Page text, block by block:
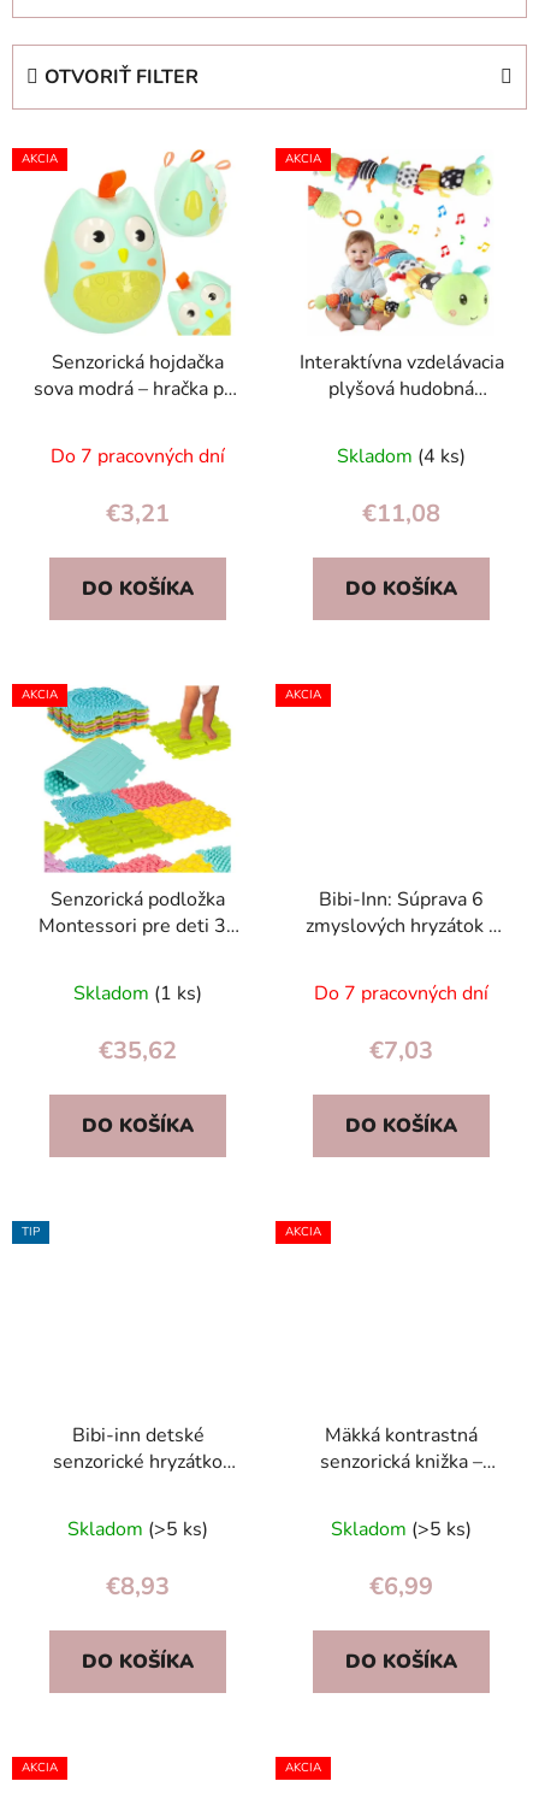
d
e
OTVORIŤ FILTER
V
ý
AKCIA
Senzorická hojdačka
sova modrá – hračka pre
mesiacov
Do 7 pracovných dní
€3,21
DO KOŠÍKA
AKCIA
Interaktívna vzdelávacia
plyšová hudobná
melódiou 0+
Skladom (4 ks)
€11,08
DO KOŠÍKA
AKCIA
Senzorická podložka
Montessori pre deti 3+
puzzle, masáž chodidiel
Skladom (1 ks)
€35,62
DO KOŠÍKA
AKCIA
Bibi-Inn: Súprava 6
zmyslových hryzátok a
prerezávaní zúbkov
Do 7 pracovných dní
€7,03
DO KOŠÍKA
TIP
Bibi-inn detské
senzorické hryzátko
Skladom (>5 ks)
€8,93
DO KOŠÍKA
AKCIA
Mäkká kontrastná
senzorická knižka –
edukačná brožúra 0+
tvary&zvuky
Skladom (>5 ks)
€6,99
DO KOŠÍKA
AKCIA AKCIA